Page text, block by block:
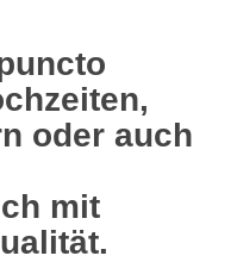
oder auch
mit